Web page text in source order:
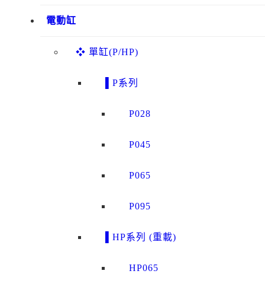
電動缸
❖ 單缸(P/HP)
▌P系列
P028
P045
P065
P095
▌HP系列 (重載)
HP065